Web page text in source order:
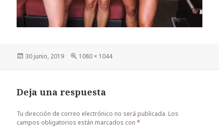
Publicado
30 junio, 2019
Tamaño
1080 × 1044
Deja una respuesta
Tu dirección de correo electrónico no será publicada. Los
campos obligatorios están marcados con*